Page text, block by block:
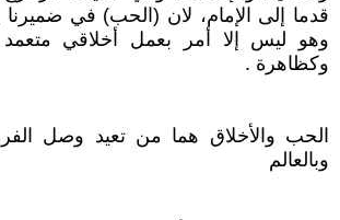
قدما إلى الإمام، لان (الحب) في ضميرنا
وهو ليس إلا أمر بعمل أخلاقي متعمد
وكظاهرة .
الحب والأخلاق هما من تعيد وصل
وبالعالم